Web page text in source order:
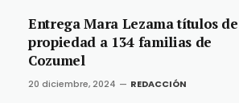
Entrega Mara Lezama títulos de
propiedad a 134 familias de
Cozumel
20 diciembre, 2024 REDACCIÓN